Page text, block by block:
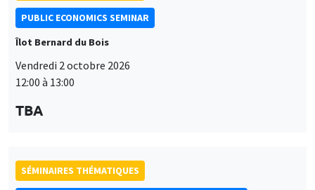
PUBLIC ECONOMICS SEMINAR
Îlot Bernard du Bois
Vendredi 2 octobre 2026
12:00 à 13:00
TBA
SÉMINAIRES THÉMATIQUES